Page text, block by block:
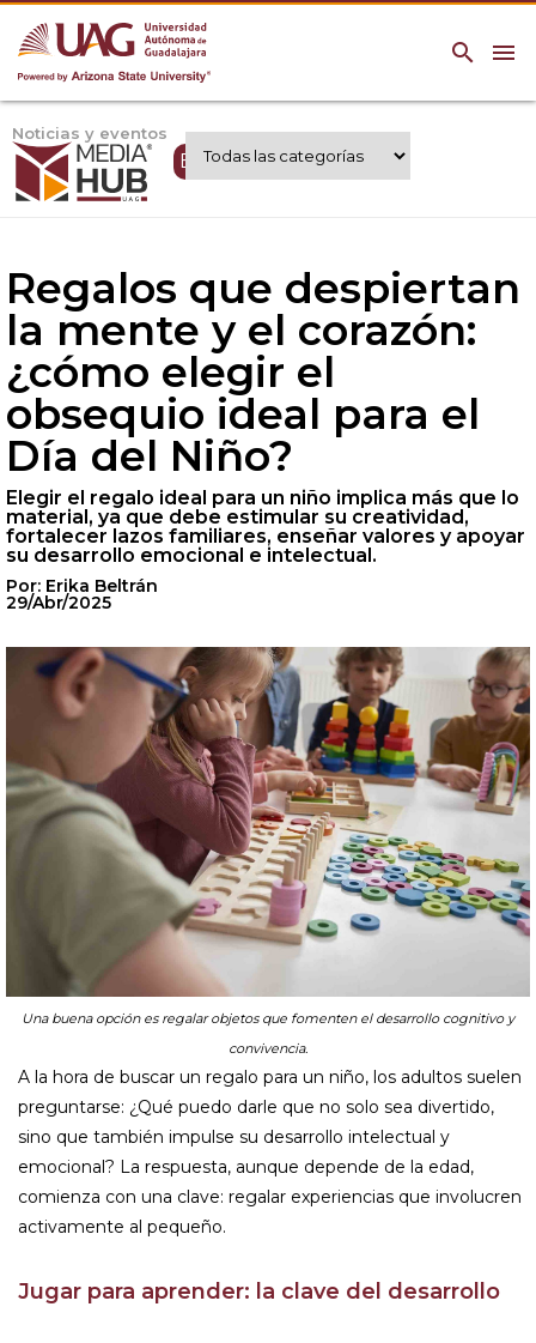
menu
search
Noticias y eventos
Expertos UAG
Regalos que despiertan
la mente y el corazón:
¿cómo elegir el
obsequio ideal para el
Día del Niño?
Elegir el regalo ideal para un niño implica más que lo
material, ya que debe estimular su creatividad,
fortalecer lazos familiares, enseñar valores y apoyar
su desarrollo emocional e intelectual.
Por: Erika Beltrán
29/Abr/2025
Una buena opción es regalar objetos que fomenten el desarrollo cognitivo y
convivencia.
A la hora de buscar un regalo para un niño, los adultos suelen
preguntarse: ¿Qué puedo darle que no solo sea divertido,
sino que también impulse su desarrollo intelectual y
emocional? La respuesta, aunque depende de la edad,
comienza con una clave: regalar experiencias que involucren
activamente al pequeño.
Jugar para aprender: la clave del desarrollo